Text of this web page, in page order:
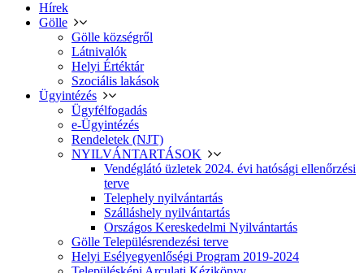
Hírek
Gölle
Gölle községről
Látnivalók
Helyi Értéktár
Szociális lakások
Ügyintézés
Ügyfélfogadás
e-Ügyintézés
Rendeletek (NJT)
NYILVÁNTARTÁSOK
Vendéglátó üzletek 2024. évi hatósági ellenőrzési
terve
Telephely nyilvántartás
Szálláshely nyilvántartás
Országos Kereskedelmi Nyilvántartás
Gölle Településrendezési terve
Helyi Esélyegyenlőségi Program 2019-2024